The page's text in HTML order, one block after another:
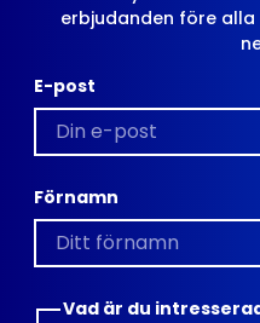
erbjudanden före
E-post
Förnamn
Vad är du